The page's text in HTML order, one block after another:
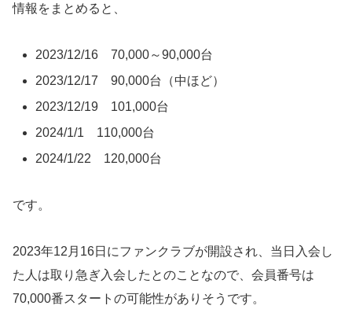
情報をまとめると、
2023/12/16 70,000～90,000台
2023/12/17 90,000台（中ほど）
2023/12/19 101,000台
2024/1/1 110,000台
2024/1/22 120,000台
です。
2023年12月16日にファンクラブが開設され、当日入会し
た人は取り急ぎ入会したとのことなので、会員番号は
70,000番スタートの可能性がありそうです。